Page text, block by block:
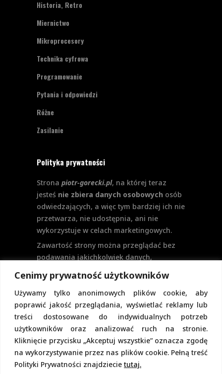
Cenimy prywatność użytkowników
Używamy tylko anonimowych plików cookie, aby
poprawić jakość przeglądania, wyświetlać reklamy lub
treści dostosowane do indywidualnych potrzeb
użytkowników oraz analizować ruch na stronie.
Kliknięcie przycisku „Akceptuj wszystkie” oznacza zgodę
na wykorzystywanie przez nas plików cookie. Pełną treść
Polityki Prywatności znajdziecie tutaj.
Historia, Retro
Miernictwo
Mikroprocesory
Technika cyfrowa
Programowanie
Pytania i odpowiedzi
Różne
Zasilanie
Polityka prywatności
Strona piotr-gorecki.pl, na której teraz
jesteś nie zbiera danych osobowych osób
odwiedzających, a więc tym bardziej ich nie
przetwarza, nie udostępnia, ani nie
wykorzystuje w celach marketingowych.
Zawartość strony można przeglądać bez
podawania jakichkolwiek danych,
logowanie. Aktualnie na stronie nie
przewiduje się formularzy kontaktowych
ani systemu komentarzy, co wiązałoby się
z udostępnianiem i przetwarzaniem
danych osobowych.
Pełną politykę prywatności znajdziecie
pod tym linkiem.
Polityka Cookies